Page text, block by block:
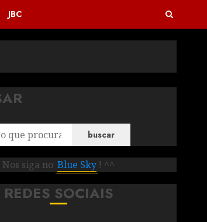
JBC
buscar
Nos siga no Blue Sky ! ^^
REDES SOCIAIS